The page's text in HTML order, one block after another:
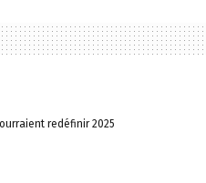
redéfinir 2025